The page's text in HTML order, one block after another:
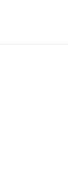
男の子に厳し